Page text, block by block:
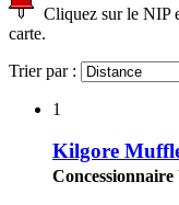
Cliquez sur le NIP
carte.
Trier par :
1
Kilgore